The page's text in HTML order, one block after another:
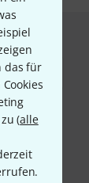
das für
(alle